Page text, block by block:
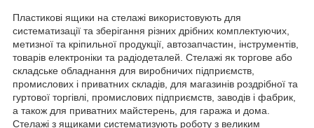
Пластикові ящики на стелажі використовують для
систематизації та зберігання різних дрібних комплектуючих,
метизної та кріпильної продукції, автозапчастин, інструментів,
товарів електроніки та радіодеталей. Стелажі як торгове або
складське обладнання для виробничих підприємств,
промислових і приватних складів, для магазинів роздрібної та
гуртової торгівлі, промислових підприємств, заводів і фабрик,
а також для приватних майстерень, для гаража и дома.
Стелажі з ящиками систематизують роботу з великим